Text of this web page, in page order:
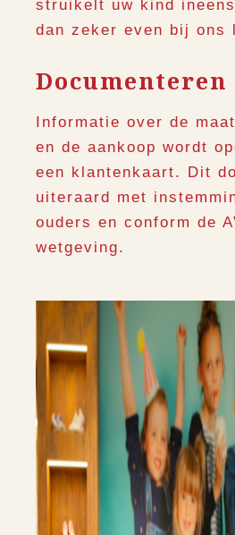
struikelt uw kind
dan zeker even bij ons
Documenteren
Informatie over de
en de aankoop wordt
een klantenkaart. Dit
uiteraard met
ouders en conform de
wetgeving.